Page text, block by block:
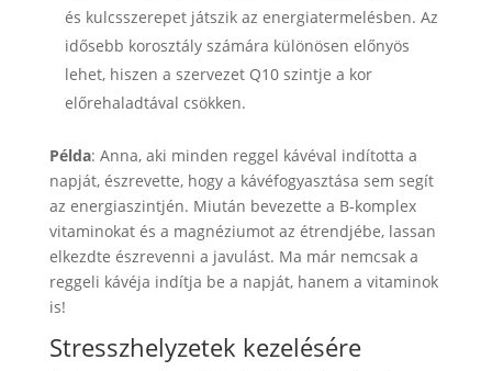
és kulcsszerepet játszik az energiatermelésben. Az
idősebb korosztály számára különösen előnyös
lehet, hiszen a szervezet Q10 szintje a kor
előrehaladtával csökken.
Példa: Anna, aki minden reggel kávéval indította a
napját, észrevette, hogy a kávéfogyasztása sem segít
az energiaszintjén. Miután bevezette a B-komplex
vitaminokat és a magnéziumot az étrendjébe, lassan
elkezdte észrevenni a javulást. Ma már nemcsak a
reggeli kávéja indítja be a napját, hanem a vitaminok
is!
Stresszhelyzetek kezelésére